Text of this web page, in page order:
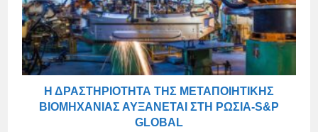
Η ΔΡΑΣΤΗΡΙΌΤΗΤΑ ΤΗΣ ΜΕΤΑΠΟΙΗΤΙΚΉΣ
ΒΙΟΜΗΧΑΝΊΑΣ ΑΥΞΆΝΕΤΑΙ ΣΤΗ ΡΩΣΊΑ-S&P
GLOBAL